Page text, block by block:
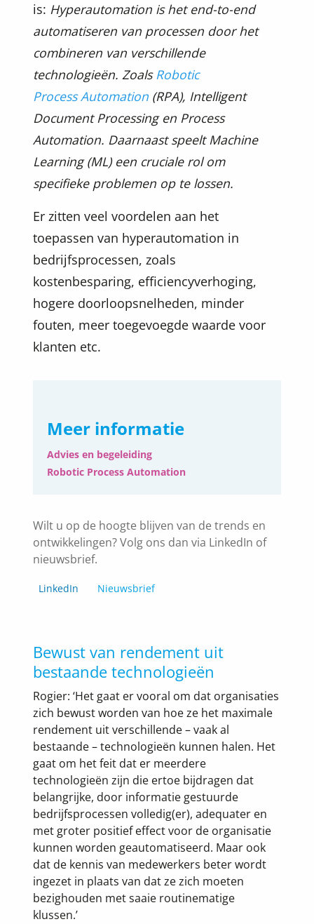
is: Hyperautomation is het end-to-end
automatiseren van processen door het
combineren van verschillende
technologieën. ZoalsRobotic
Process Automation (RPA), Intelligent
Document Processing en Process
Automation. Daarnaast speelt Machine
Learning (ML) een cruciale rol om
specifieke problemen op te lossen.
Er zitten veel voordelen aan het
toepassen van hyperautomation in
bedrijfsprocessen, zoals
kostenbesparing, efficiencyverhoging,
hogere doorloopsnelheden, minder
fouten, meer toegevoegde waarde voor
klanten etc.
Meer informatie
Advies en begeleiding
Robotic Process Automation
Wilt u op de hoogte blijven van de trends en
ontwikkelingen? Volg ons dan via LinkedIn of
nieuwsbrief.
LinkedIn Nieuwsbrief
Bewust van rendement uit
bestaande technologieën
Rogier: ‘Het gaat er vooral om dat organisaties
zich bewust worden van hoe ze het maximale
rendement uit verschillende – vaak al
bestaande – technologieën kunnen halen. Het
gaat om het feit dat er meerdere
technologieën zijn die ertoe bijdragen dat
belangrijke, door informatie gestuurde
bedrijfsprocessen volledig(er), adequater en
met groter positief effect voor de organisatie
kunnen worden geautomatiseerd. Maar ook
dat de kennis van medewerkers beter wordt
ingezet in plaats van dat ze zich moeten
bezighouden met saaie routinematige
klussen.’